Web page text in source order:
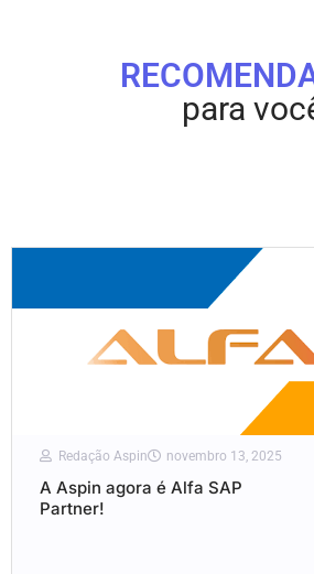
para
Redação Aspin novembro 13, 2025
A Aspin agora é Alfa SAP
Partner!